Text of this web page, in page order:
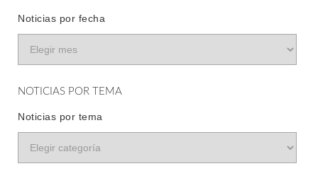
Noticias por fecha
NOTICIAS POR TEMA
Noticias por tema